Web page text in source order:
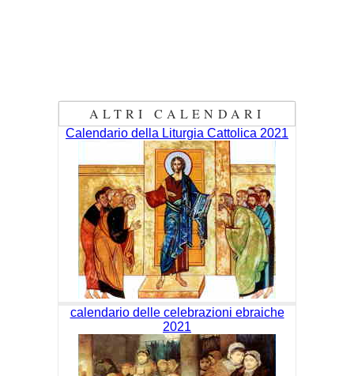
ALTRI CALENDARI
Calendario della Liturgia Cattolica 2021
calendario delle celebrazioni ebraiche
2021